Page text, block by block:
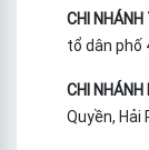
CHI NHÁNH
tổ dân phố
CHI NHÁNH
Quyền, Hải